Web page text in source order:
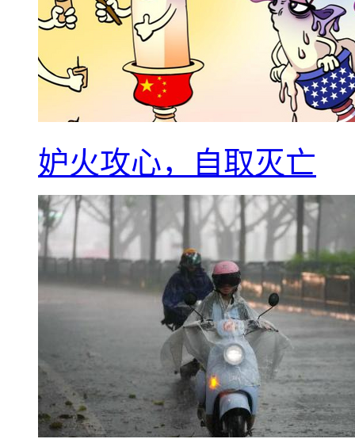
妒火攻心，自取灭亡